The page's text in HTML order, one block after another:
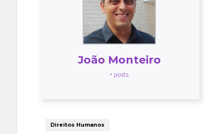
João Monteiro
+ posts
Direitos Humanos